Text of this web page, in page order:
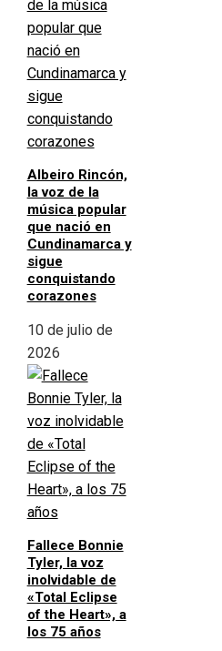
Albeiro Rincón,
la voz de la
música popular
que nació en
Cundinamarca y
sigue
conquistando
corazones
10 de julio de
2026
Fallece Bonnie
Tyler, la voz
inolvidable de
«Total Eclipse
of the Heart», a
los 75 años